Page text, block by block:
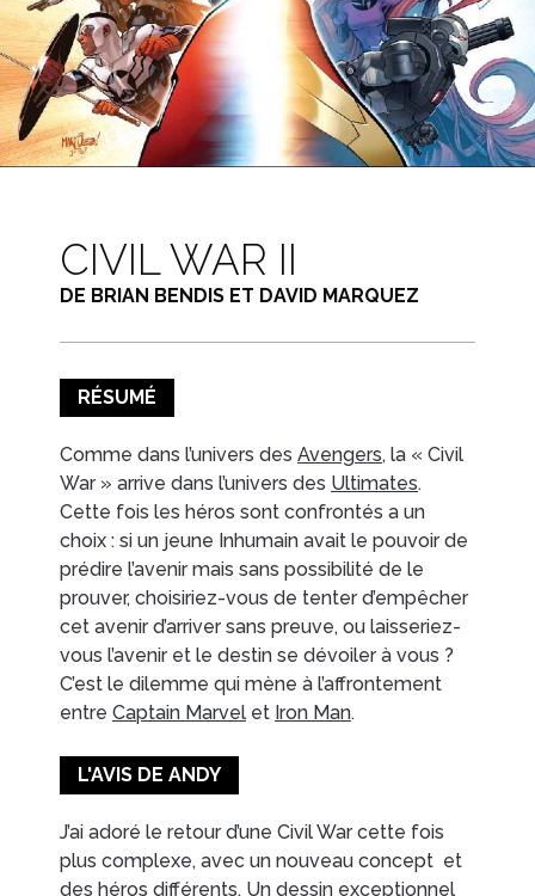
CIVIL WAR II
DE BRIAN BENDIS ET DAVID MARQUEZ
RÉSUMÉ
Comme dans l’univers des Avengers, la « Civil
War » arrive dans l’univers des Ultimates.
Cette fois les héros sont confrontés a un
choix : si un jeune Inhumain avait le pouvoir de
prédire l’avenir mais sans possibilité de le
prouver, choisiriez-vous de tenter d’empêcher
cet avenir d’arriver sans preuve, ou laisseriez-
vous l’avenir et le destin se dévoiler à vous ?
C’est le dilemme qui mène à l’affrontement
entre Captain Marvel et Iron Man.
L'AVIS DE ANDY
J’ai adoré le retour d’une Civil War cette fois
plus complexe, avec un nouveau concept et
des héros différents. Un dessin exceptionnel